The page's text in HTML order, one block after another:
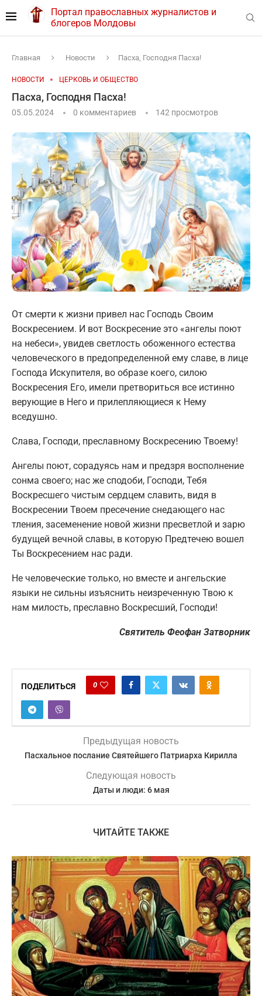
Портал православных журналистов и
блогеров Молдовы
Главная Новости Пасха, Господня Пасха!
НОВОСТИ ЦЕРКОВЬ И ОБЩЕСТВО
Пасха, Господня Пасха!
05.05.2024 0 комментариев 142 просмотров
От смерти к жизни привел нас Господь Своим
Воскресением. И вот Воскресение это «ангелы поют
на небеси», увидев светлость обоженного естества
человеческого в предопределенной ему славе, в лице
Господа Искупителя, во образе коего, силою
Воскресения Его, имели претвориться все истинно
верующие в Него и прилепляющиеся к Нему
вседушно.
Слава, Господи, преславному Воскресению Твоему!
Ангелы поют, сорадуясь нам и предзря восполнение
сонма своего; нас же сподоби, Господи, Тебя
Воскресшего чистым сердцем славить, видя в
Воскресении Твоем пресечение снедающего нас
тления, засеменение новой жизни пресветлой и зарю
будущей вечной славы, в которую Предтечею вошел
Ты Воскресением нас ради.
Не человеческие только, но вместе и ангельские
языки не сильны изъяснить неизреченную Твою к
нам милость, преславно Воскресший, Господи!
Святитель Феофан Затворник
ПОДЕЛИТЬСЯ 0
Предыдущая новость
Пасхальное послание Святейшего Патриарха Кирилла
Следующая новость
Даты и люди: 6 мая
ЧИТАЙТЕ ТАКЖЕ